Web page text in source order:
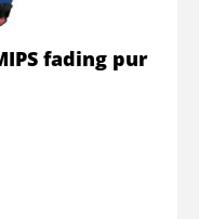
fading pur